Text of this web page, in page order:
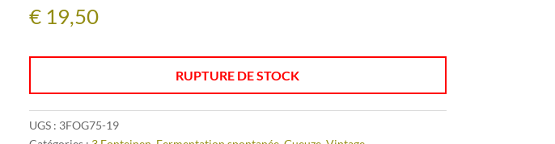
€19,50
RUPTURE DE STOCK
UGS : 3FOG75-19